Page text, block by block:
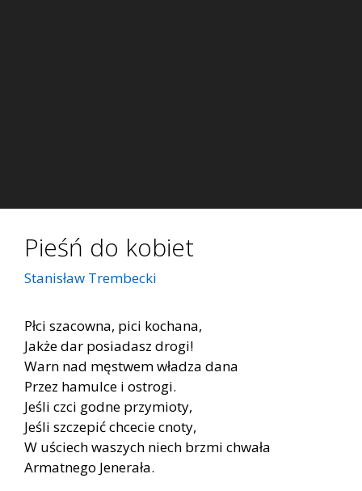
Pieśń do kobiet
Stanisław Trembecki
Płci sza­cow­na, pici ko­cha­na,
Jak­że dar po­sia­dasz dro­gi!
Warn nad mę­stwem wła­dza dana
Przez ha­mul­ce i ostro­gi.
Je­śli czci god­ne przy­mio­ty,
Je­śli szcze­pić chce­cie cno­ty,
W uściech wa­szych niech brzmi chwa­ła
Ar­mat­ne­go Je­ne­ra­ła.